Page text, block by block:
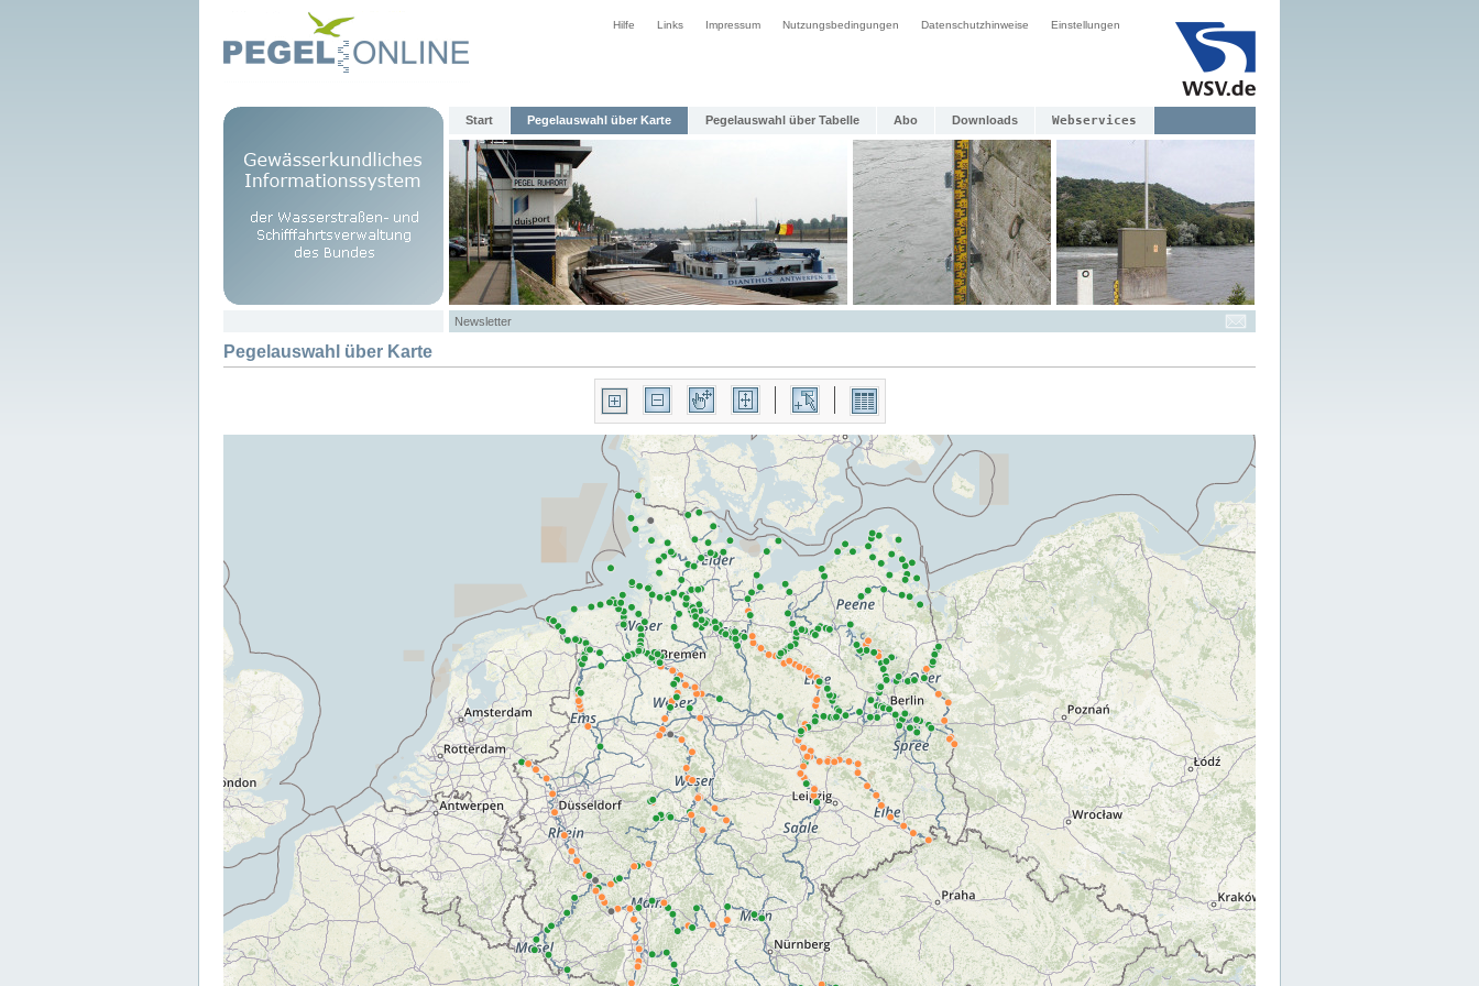
Hilfe Links Impressum Nutzungsbedingungen Datenschutzhinweise Einstellungen
Start Pegelauswahl über Karte Pegelauswahl über Tabelle Abo Downloads Webservices
Newsletter
Pegelauswahl über Karte